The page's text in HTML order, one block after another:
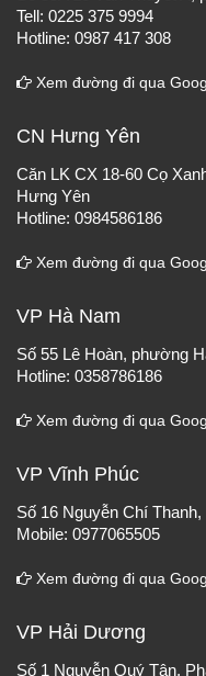
Tell: 0225 375 9994
Hotline: 0987 417 308
Xem đường đi qua
CN Hưng Yên
Căn LK CX 18-60 Cọ
Hưng Yên
Hotline: 0984586186
Xem đường đi qua
VP Hà Nam
Số 55 Lê Hoàn, phường
Hotline: 0358786186
Xem đường đi qua
VP Vĩnh Phúc
Số 16 Nguyễn Chí
Mobile: 0977065505
Xem đường đi qua
VP Hải Dương
Số 1 Nguyễn Quý Tân,